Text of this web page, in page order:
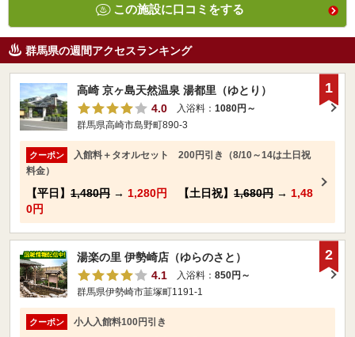
この施設に口コミをする
群馬県の週間アクセスランキング
高崎 京ヶ島天然温泉 湯都里（ゆとり）
4.0
入浴料： 1080円～
群馬県高崎市島野町890-3
クーポン
入館料＋タオルセット 200円引き（8/10～14は土日祝
料金）
【平日】 1,480円 → 1,280円 【土日祝】 1,680円 → 1,48
0円
1
湯楽の里 伊勢崎店（ゆらのさと）
4.1
入浴料： 850円～
群馬県伊勢崎市韮塚町1191-1
クーポン 小人入館料100円引き
2